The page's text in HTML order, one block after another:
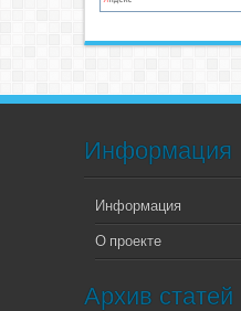
Информация
Информация
О проекте
Архив статей